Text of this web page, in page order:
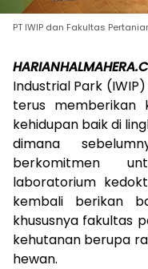
PT IWIP dan Fakultas
Industrial Park
terus memberikan
kehidupan baik di
dimana
berkomitmen
laboratorium
kembali berikan
khususnya fakultas
kehutanan berupa
hewan.